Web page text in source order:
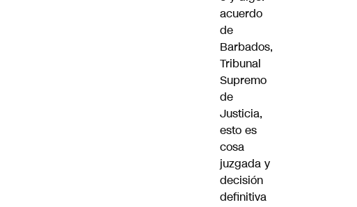
acuerdo
de
Barbados,
Tribunal
Supremo
de
Justicia,
esto es
cosa
juzgada y
decisión
definitiva